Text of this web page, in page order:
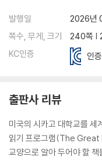
발행일
2026년
쪽수, 무게, 크기
240쪽 |
KC인증
인
출판사 리뷰
미국의 시카고 대학교를 세
읽기 프로그램(The Great
교양으로 알아 두어야 할